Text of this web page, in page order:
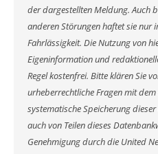
der dargestellten Meldung. Auch
anderen Störungen haftet sie nur
Fahrlässigkeit. Die Nutzung von
Eigeninformation und
Regel kostenfrei. Bitte klären Sie
urheberrechtliche Fragen mit
systematische Speicherung
auch von Teilen dieses
Genehmigung durch die United